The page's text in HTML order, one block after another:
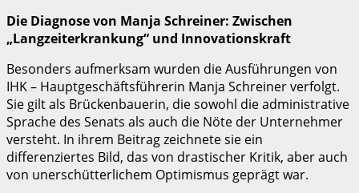
Die Diagnose von Manja Schreiner: Zwischen
„Langzeiterkrankung“ und Innovationskraft
Besonders aufmerksam wurden die Ausführungen von
IHK – Hauptgeschäftsführerin Manja Schreiner verfolgt.
Sie gilt als Brückenbauerin, die sowohl die administrative
Sprache des Senats als auch die Nöte der Unternehmer
versteht. In ihrem Beitrag zeichnete sie ein
differenziertes Bild, das von drastischer Kritik, aber auch
von unerschütterlichem Optimismus geprägt war.